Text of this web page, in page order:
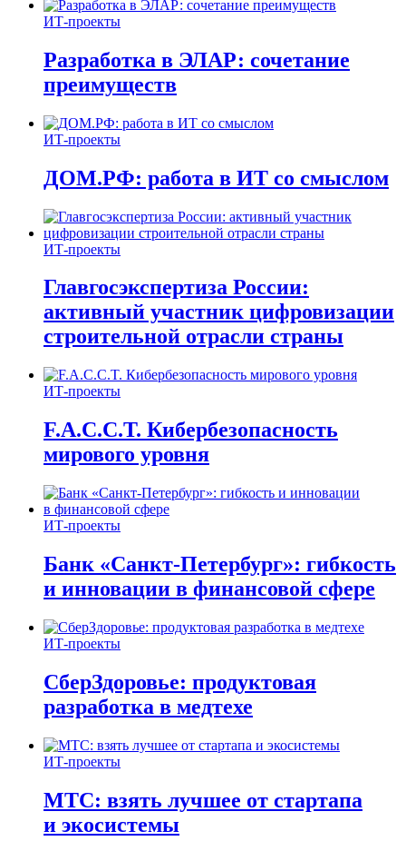
ИТ-проекты
Разработка в ЭЛАР: сочетание
преимуществ
ИТ-проекты
ДОМ.РФ: работа в ИТ со смыслом
ИТ-проекты
Главгосэкспертиза России:
активный участник цифровизации
строительной отрасли страны
ИТ-проекты
F.A.C.C.T. Кибербезопасность
мирового уровня
ИТ-проекты
Банк «Санкт-Петербург»: гибкость
и инновации в финансовой сфере
ИТ-проекты
СберЗдоровье: продуктовая
разработка в медтехе
ИТ-проекты
МТС: взять лучшее от стартапа
и экосистемы